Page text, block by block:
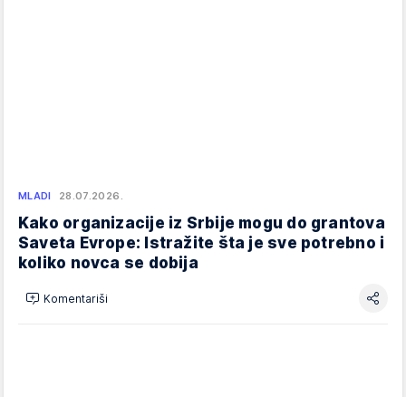
MLADI 28.07.2026.
Kako organizacije iz Srbije mogu do grantova
Saveta Evrope: Istražite šta je sve potrebno i
koliko novca se dobija
Komentariši